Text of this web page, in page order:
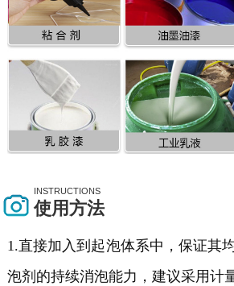
INSTRUCTIONS
使用方法
1.直接加入到起泡体系中，保证其
泡剂的持续消泡能力，建议采用计